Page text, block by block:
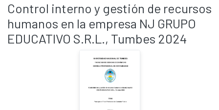
Control interno y gestión de recursos
humanos en la empresa NJ GRUPO
EDUCATIVO S.R.L., Tumbes 2024